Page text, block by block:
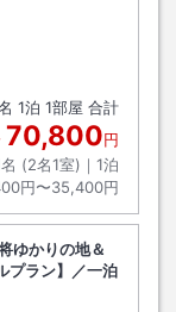
1泊 1部屋 合計
70,800円
(2名1室)｜ 1泊
円〜35,400円
ゆかりの地＆
プラン】／一泊